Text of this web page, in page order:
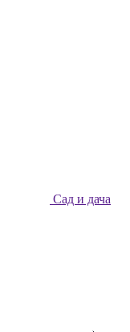
Сад и дача